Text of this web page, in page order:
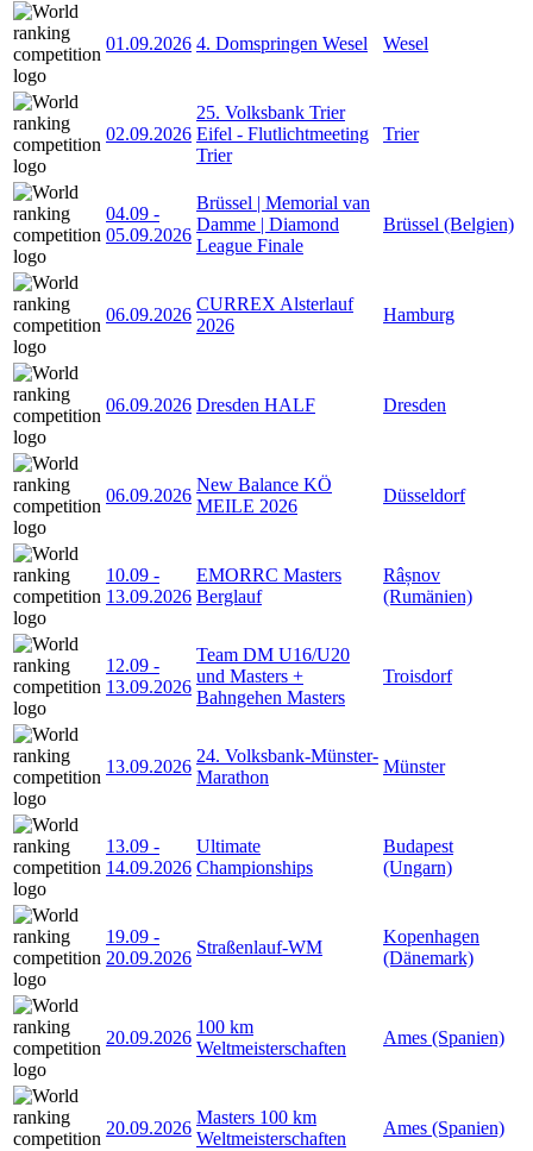
01.09.2026 4. Domspringen Wesel Wesel
02.09.2026
25. Volksbank Trier
Eifel - Flutlichtmeeting
Trier
Trier
04.09 -
05.09.2026
Brüssel | Memorial van
Damme | Diamond
League Finale
Brüssel (Belgien)
06.09.2026
CURREX Alsterlauf
2026
Hamburg
06.09.2026 Dresden HALF Dresden
06.09.2026
New Balance KÖ
MEILE 2026
Düsseldorf
10.09 -
13.09.2026
EMORRC Masters
Berglauf
Râșnov
(Rumänien)
12.09 -
13.09.2026
Team DM U16/U20
und Masters +
Bahngehen Masters
Troisdorf
13.09.2026
24. Volksbank-Münster-
Marathon
Münster
13.09 -
14.09.2026
Ultimate
Championships
Budapest
(Ungarn)
19.09 -
20.09.2026
Straßenlauf-WM
Kopenhagen
(Dänemark)
20.09.2026
100 km
Weltmeisterschaften
Ames (Spanien)
20.09.2026
Masters 100 km
Weltmeisterschaften
Ames (Spanien)